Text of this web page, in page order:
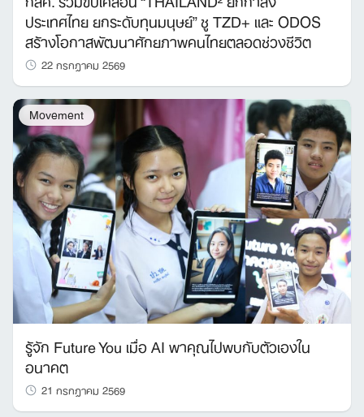
ประเทศไทย ยกระดับทุนมนุษย์” ชู TZD+ และ ODOS
สร้างโอกาสพัฒนาศักยภาพคนไทยตลอดช่วงชีวิต
22 กรกฎาคม 2569
Movement
รู้จัก Future You เมื่อ AI พาคุณไปพบกับตัวเองใน
อนาคต
21 กรกฎาคม 2569